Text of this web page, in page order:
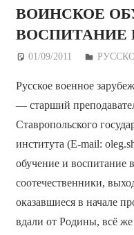
ВОИНСКОЕ
ВОСПИТАНИЕ
01/09/2011
Русское военное
— старший
Ставропольского
института (E-mail:
обучение и
соотечественники,
оказавшиеся в начале
вдали от Родины, всё